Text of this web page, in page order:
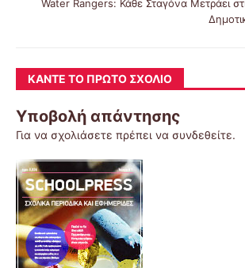
Water Rangers: Κάθε Σταγόνα Μετράει
ΚΆΝΤΕ ΤΟ ΠΡΏΤΟ ΣΧΌΛΙΟ
Υποβολή απάντησης
Για να σχολιάσετε πρέπει να συνδεθείτε.